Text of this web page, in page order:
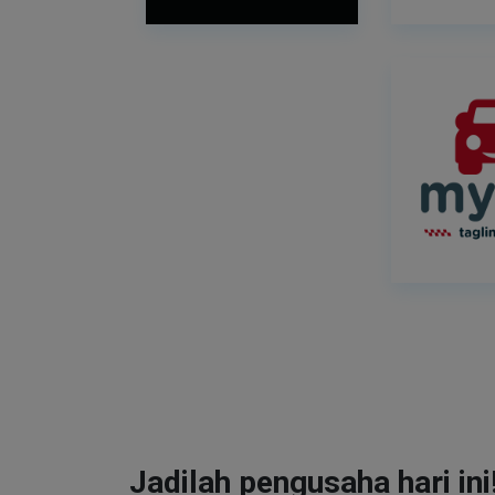
Jadilah pengusaha hari